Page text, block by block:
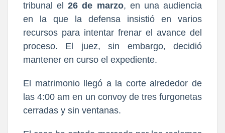
tribunal el
26 de marzo, en una audiencia
en la que la defensa insistió en varios
recursos para intentar frenar el avance del
proceso. El juez, sin embargo, decidió
mantener en curso el expediente.
El matrimonio llegó a la corte alrededor de
las 4:00 am en un convoy de tres furgonetas
cerradas y sin ventanas.